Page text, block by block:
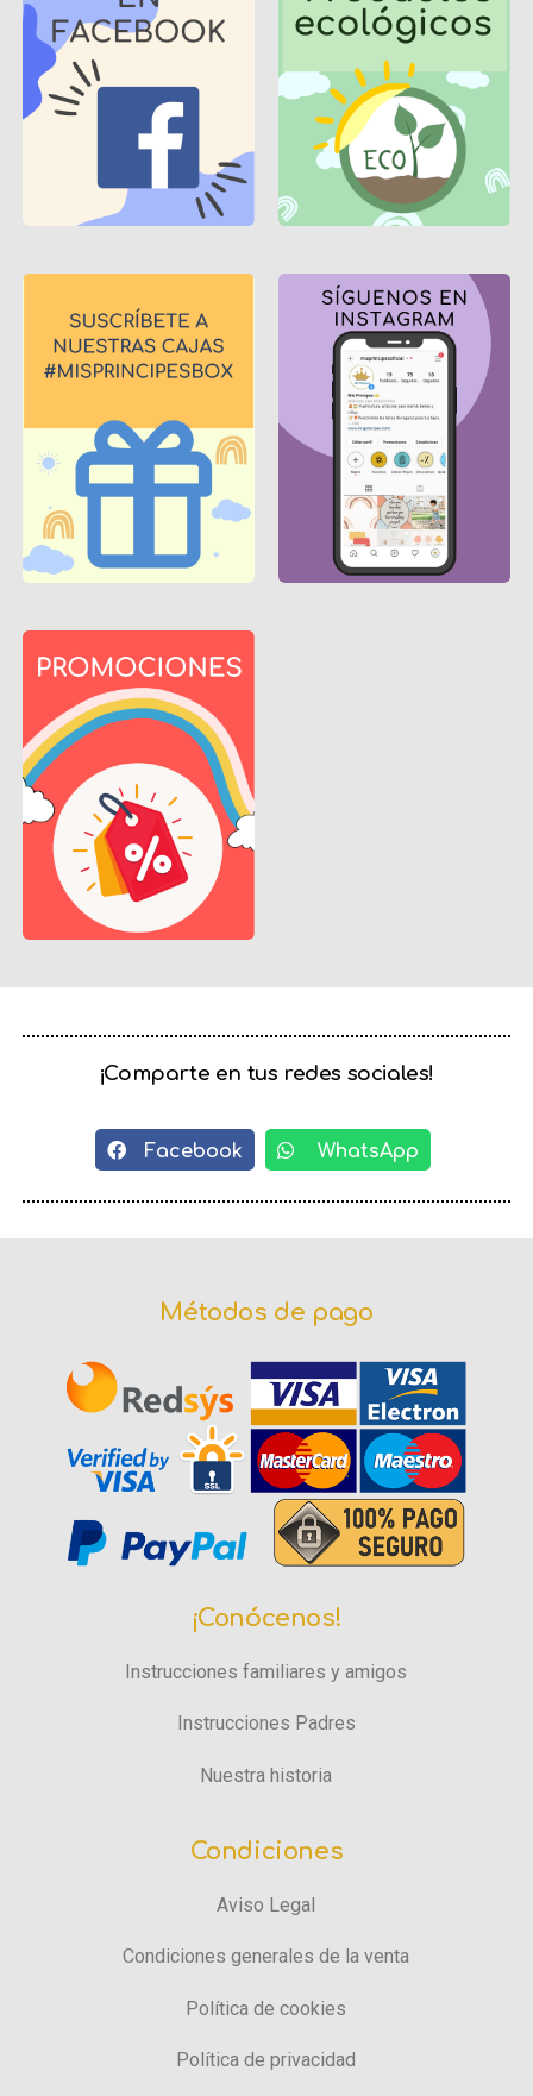
¡Comparte en tus redes sociales!
Facebook WhatsApp
Métodos de pago
¡Conócenos!
Instrucciones familiares y amigos
Instrucciones Padres
Nuestra historia
Condiciones
Aviso Legal
Condiciones generales de la venta
Política de cookies
Política de privacidad